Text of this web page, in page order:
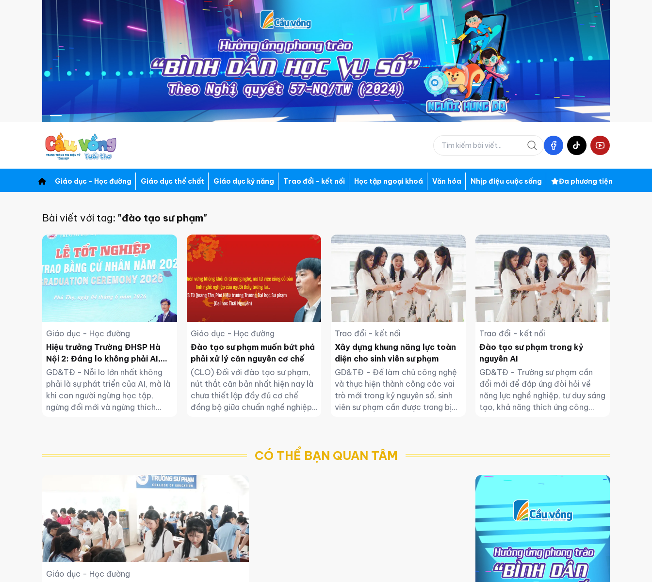
Giáo dục - Học đường Giáo dục thể chất Giáo dục kỹ năng Trao đổi - kết nối Học tập ngoại khoá Văn hóa Nhịp điệu cuộc sống Đa phương tiện
Bài viết với tag: "đào tạo sư phạm"
Giáo dục - Học đường
Hiệu trưởng Trường ĐHSP Hà
Nội 2: Đáng lo không phải AI,
mà là con người ngừng học hỏi
GD&TĐ - Nỗi lo lớn nhất không
phải là sự phát triển của AI, mà là
khi con người ngừng học tập,
ngừng đổi mới và ngừng thích
Giáo dục - Học đường
Đào tạo sư phạm muốn bứt phá
phải xử lý căn nguyên cơ chế
(CLO) Đối với đào tạo sư phạm,
nút thắt căn bản nhất hiện nay là
chưa thiết lập đầy đủ cơ chế
đồng bộ giữa chuẩn nghề nghiệp,
Trao đổi - kết nối
Xây dựng khung năng lực toàn
diện cho sinh viên sư phạm
GD&TĐ - Để làm chủ công nghệ
và thực hiện thành công các vai
trò mới trong kỷ nguyên số, sinh
viên sư phạm cần được trang bị
Trao đổi - kết nối
Đào tạo sư phạm trong kỷ
nguyên AI
GD&TĐ - Trường sư phạm cần
đổi mới để đáp ứng đòi hỏi về
năng lực nghề nghiệp, tư duy sáng
tạo, khả năng thích ứng công
CÓ THỂ BẠN QUAN TÂM
Giáo dục - Học đường